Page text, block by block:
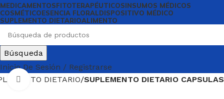
MEDICAMENTOSFITOTERAPÉUTICOSINSUMOS MÉDICOS
COSMÉTICOESENCIA FLORALDISPOSITIVO MÉDICO
SUPLEMENTO DIETARIOALIMENTO
Búsqueda
Inicio De Sesión / Registrarse
DIETARIO SUPLEMENTO DIETARIO CAPSULAS
Haga Click para agrandar